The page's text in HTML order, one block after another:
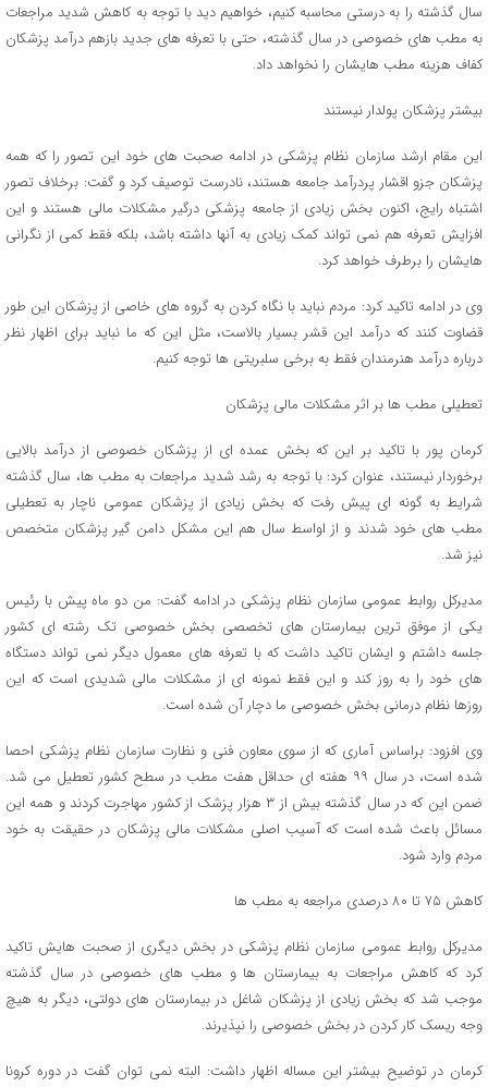
سال گذشته را به درستی محاسبه کنیم، خواهیم دید با توجه به کاهش شدید مراجعات
به مطب های خصوصی در سال گذشته، حتی با تعرفه های جدید بازهم درآمد پزشکان
کفاف هزینه مطب هایشان را نخواهد داد.
بیشتر پزشکان پولدار نیستند
این مقام ارشد سازمان نظام پزشکی در ادامه صحبت های خود این تصور را که همه
پزشکان جزو اقشار پردرآمد جامعه هستند، نادرست توصیف کرد و گفت: برخلاف تصور
اشتباه رایج، اکنون بخش زیادی از جامعه پزشکی درگیر مشکلات مالی هستند و این
افزایش تعرفه هم نمی تواند کمک زیادی به آنها داشته باشد، بلکه فقط کمی از نگرانی
هایشان را برطرف خواهد کرد.
وی در ادامه تاکید کرد: مردم نباید با نگاه کردن به گروه های خاصی از پزشکان این طور
قضاوت کنند که درآمد این قشر بسیار بالاست، مثل این که ما نباید برای اظهار نظر
درباره درآمد هنرمندان فقط به برخی سلبریتی ها توجه کنیم.
تعطیلی مطب ها بر اثر مشکلات مالی پزشکان
کرمان پور با تاکید بر این که بخش عمده ای از پزشکان خصوصی از درآمد بالایی
برخوردار نیستند، عنوان کرد: با توجه به رشد شدید مراجعات به مطب ها، سال گذشته
شرایط به گونه ای پیش رفت که بخش زیادی از پزشکان عمومی ناچار به تعطیلی
مطب های خود شدند و از اواسط سال هم این مشکل دامن گیر پزشکان متخصص
نیز شد.
مدیرکل روابط عمومی سازمان نظام پزشکی در ادامه گفت: من دو ماه پیش با رئیس
یکی از موفق ترین بیمارستان های تخصصی بخش خصوصی تک رشته ای کشور
جلسه داشتم و ایشان تاکید داشت که با تعرفه های معمول دیگر نمی تواند دستگاه
های خود را به روز کند و این فقط نمونه ای از مشکلات مالی شدیدی است که این
روزها نظام درمانی بخش خصوصی ما دچار آن شده است.
وی افزود: براساس آماری که از سوی معاون فنی و نظارت سازمان نظام پزشکی احصا
شده است، در سال ۹۹ هفته ای حداقل هفت مطب در سطح کشور تعطیل می شد.
ضمن این که در سال گذشته بیش از ۳ هزار پزشک از کشور مهاجرت کردند و همه این
مسائل باعث شده است که آسیب اصلی مشکلات مالی پزشکان در حقیقت به خود
مردم وارد شود.
کاهش ۷۵ تا ۸۰ درصدی مراجعه به مطب ها
مدیرکل روابط عمومی سازمان نظام پزشکی در بخش دیگری از صحبت هایش تاکید
کرد که کاهش مراجعات به بیمارستان ها و مطب های خصوصی در سال گذشته
موجب شد که بخش زیادی از پزشکان شاغل در بیمارستان های دولتی، دیگر به هیچ
وجه ریسک کار کردن در بخش خصوصی را نپذیرند.
کرمان در توضیح بیشتر این مساله اظهار داشت: البته نمی توان گفت در دوره کرونا